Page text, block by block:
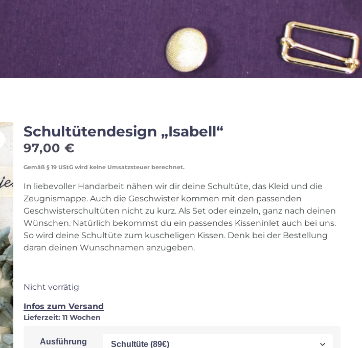
Schultütendesign „Isabell“
97,00 €
Gemäß § 19 UStG wird keine Umsatzsteuer berechnet.
In liebevoller Handarbeit nähen wir dir deine Schultüte, das Kleid und die
Zeugnismappe. Auch die Geschwister kommen mit den passenden
Geschwisterschultüten nicht zu kurz. Als Set oder einzeln, ganz nach deinen
Wünschen. Natürlich bekommst du ein passendes Kisseninlet auch bei uns.
So wird deine Schultüte zum kuscheligen Kissen. Denk bei der Bestellung
daran deinen Wunschnamen anzugeben.
Nicht vorrätig
Infos zum Versand
Lieferzeit: 11 Wochen
Ausführung